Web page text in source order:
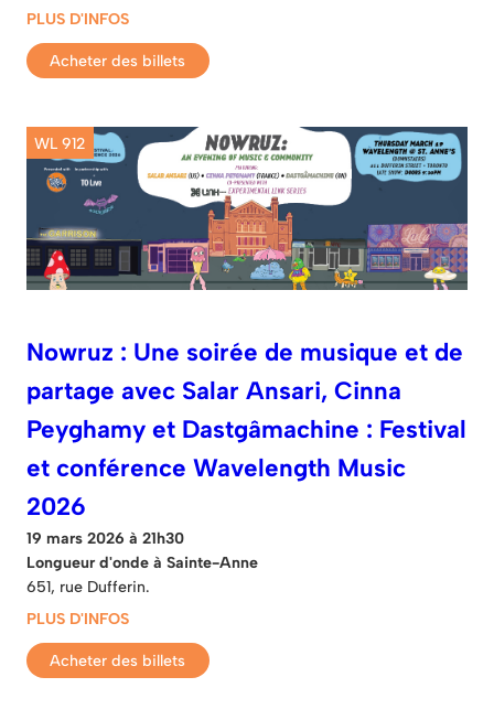
PLUS D'INFOS
Acheter des billets
WL 912
Nowruz : Une soirée de musique et de
partage avec Salar Ansari, Cinna
Peyghamy et Dastgâmachine : Festival
et conférence Wavelength Music
2026
19 mars 2026 à 21h30
Longueur d'onde à Sainte-Anne
651, rue Dufferin.
PLUS D'INFOS
Acheter des billets